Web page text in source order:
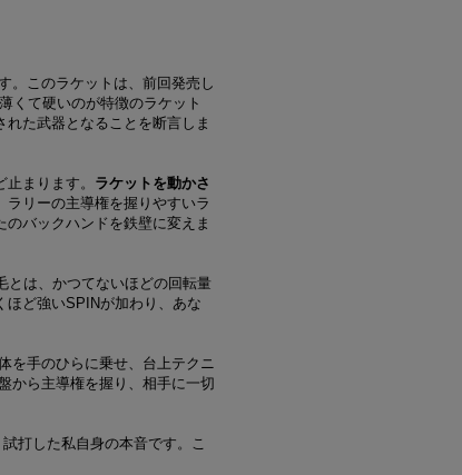
。このラケットは、前回発売し
くて硬いのが特徴のラケット
た武器となることを断言しま
まります。 ラケットを動かさ
リーの主導権を握りやすいラ
バックハンドを鉄壁に変えま
とは、かつてないほどの回転量
ほど強いSPINが加わり、あな
を手のひらに乗せ、台上テクニ
から主導権を握り、相手に一切
打した私自身の本音です。こ